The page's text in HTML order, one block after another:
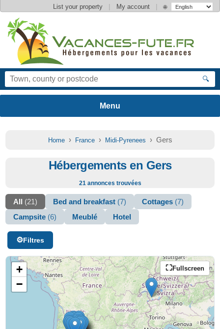
List your property | My account | 🌐
🔍
Home› France› Midi-Pyrenees › Gers
Hébergements en Gers
21 annonces trouvées
All (21) Bed and breakfast (7) Cottages (7)
Campsite (6) Meublé Hotel
Filtres
Fullscreen
+
−